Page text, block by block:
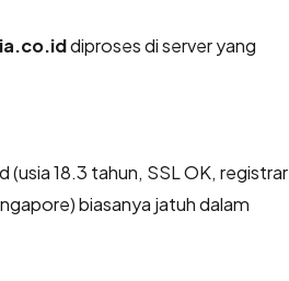
diproses di server yang
18.3 tahun, SSL OK, registrar
biasanya jatuh dalam